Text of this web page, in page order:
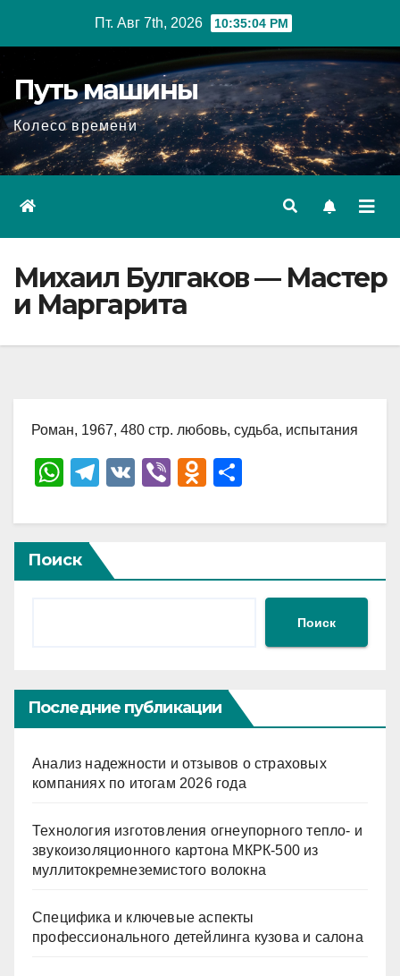
Пт. Авг 7th, 2026 10:35:05 PM
Путь машины
Колесо времени
Михаил Булгаков — Мастер
и Маргарита
Роман, 1967, 480 стр. любовь, судьба, испытания
W
at
s
A
T
e
gr
a
V
Vi
er
O
n
kl
ki
р
в
ть
Поиск
Поиск
Последние публикации
Анализ надежности и отзывов о страховых
компаниях по итогам 2026 года
Технология изготовления огнеупорного тепло- и
звукоизоляционного картона МКРК-500 из
муллитокремнеземистого волокна
Специфика и ключевые аспекты
профессионального детейлинга кузова и салона